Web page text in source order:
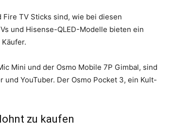
Fire TV Sticks sind, wie bei diesen
und Hisense-QLED-Modelle bieten ein
Mini und der Osmo Mobile 7P Gimbal, sind
YouTuber. Der Osmo Pocket 3, ein Kult-
zu kaufen